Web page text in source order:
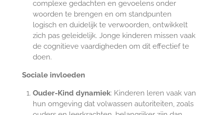
complexe gedachten en gevoelens onder
woorden te brengen en om standpunten
logisch en duidelijk te verwoorden, ontwikkelt
zich pas geleidelijk. Jonge kinderen missen vaak
de cognitieve vaardigheden om dit effectief te
doen.
Sociale invloeden
Ouder-Kind dynamiek: Kinderen leren vaak van
hun omgeving dat volwassen autoriteiten, zoals